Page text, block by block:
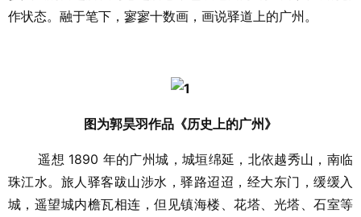
作状态。融于笔下，寥寥十数画，画说驿道上的广州。
图为郭昊羽作品《历史上的广州》
遥想 1890 年的广州城，城垣绵延，北依越秀山，南临
珠江水。旅人驿客跋山涉水，驿路迢迢，经大东门，缓缓入
城，遥望城内檐瓦相连，但见镇海楼、花塔、光塔、石室等